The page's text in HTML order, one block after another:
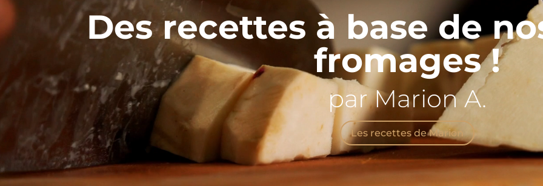
Des recettes à base de
fromages !
par Marion A.
Les recettes de Marion